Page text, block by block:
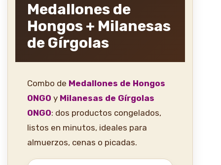
Medallones de
Hongos + Milanesas
de Gírgolas
Combo de Medallones de Hongos
ONGO y Milanesas de Gírgolas
ONGO: dos productos congelados,
listos en minutos, ideales para
almuerzos, cenas o picadas.